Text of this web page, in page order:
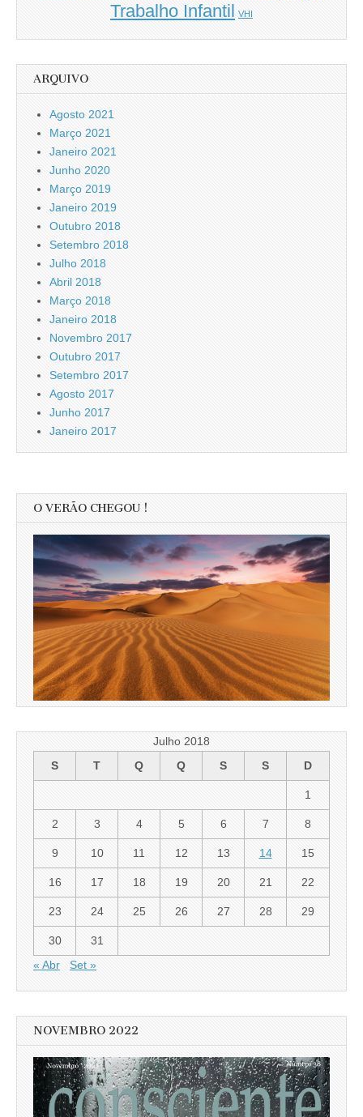
Trabalho Infantil
VHI
ARQUIVO
Agosto 2021
Março 2021
Janeiro 2021
Junho 2020
Março 2019
Janeiro 2019
Outubro 2018
Setembro 2018
Julho 2018
Abril 2018
Março 2018
Janeiro 2018
Novembro 2017
Outubro 2017
Setembro 2017
Agosto 2017
Junho 2017
Janeiro 2017
O VERÃO CHEGOU !
Julho 2018
S
T Q Q S S D
1
2 3 4 5 6 7 8
9 10 11 12 13 14 15
16 17 18 19 20 21 22
23 24 25 26 27 28 29
30
31
« Abr
Set »
NOVEMBRO 2022